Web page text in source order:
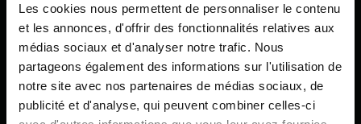
Les cookies nous permettent de personnaliser le contenu
et les annonces, d'offrir des fonctionnalités relatives aux
médias sociaux et d'analyser notre trafic. Nous
partageons également des informations sur l'utilisation de
notre site avec nos partenaires de médias sociaux, de
publicité et d'analyse, qui peuvent combiner celles-ci